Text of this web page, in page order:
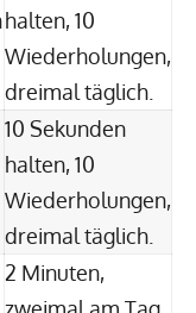
halten, 10
Wiederholungen,
dreimal täglich.
10 Sekunden
halten, 10
Wiederholungen,
dreimal täglich.
2 Minuten,